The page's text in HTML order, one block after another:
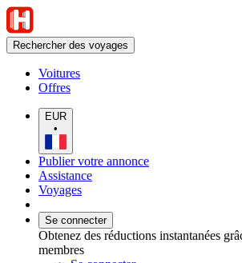
Rechercher des voyages
Voitures
Offres
EUR
•
Publier votre annonce
Assistance
Voyages
Se connecter
Obtenez des réductions instantanées
membres